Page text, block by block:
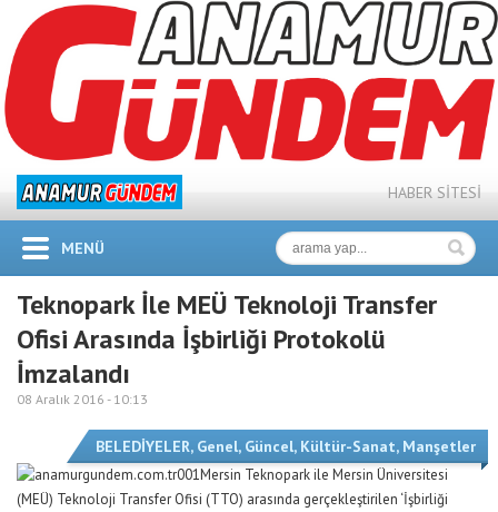
HABER SİTESİ
MENÜ
Teknopark İle MEÜ Teknoloji Transfer
Ofisi Arasında İşbirliği Protokolü
İmzalandı
08 Aralık 2016 - 10:13
BELEDİYELER, Genel, Güncel, Kültür-Sanat, Manşetler
Mersin Teknopark ile Mersin Üniversitesi
(MEÜ) Teknoloji Transfer Ofisi (TTO) arasında gerçekleştirilen ‘İşbirliği